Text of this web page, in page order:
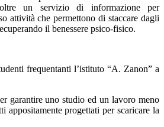
un servizio di informazione per
attività che permettono di staccare dagli
il benessere psico-fisico.
frequentanti l’istituto “A. Zanon” a
garantire uno studio ed un lavoro meno
appositamente progettati per scaricare la